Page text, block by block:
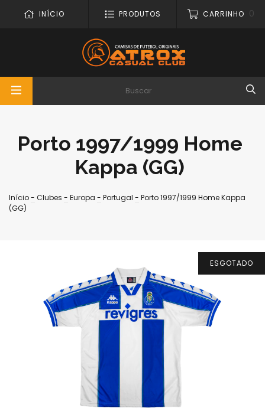
INÍCIO PRODUTOS CARRINHO 0
Porto 1997/1999 Home
Kappa (GG)
Início- Clubes - Europa - Portugal - Porto 1997/1999 Home Kappa
(GG)
ESGOTADO